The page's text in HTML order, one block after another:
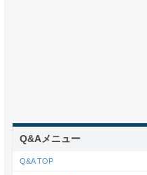
Q&Aメニュー
Q&A TOP